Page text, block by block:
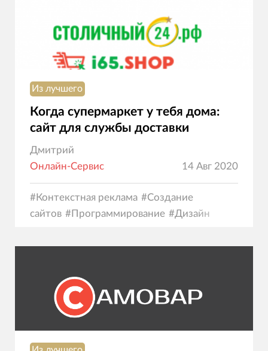
Из лучшего
Когда супермаркет у тебя дома:
сайт для службы доставки
Дмитрий
Онлайн-Сервис
14 Авг 2020
#Контекстная реклама #Создание
сайтов #Программирование #Дизайн